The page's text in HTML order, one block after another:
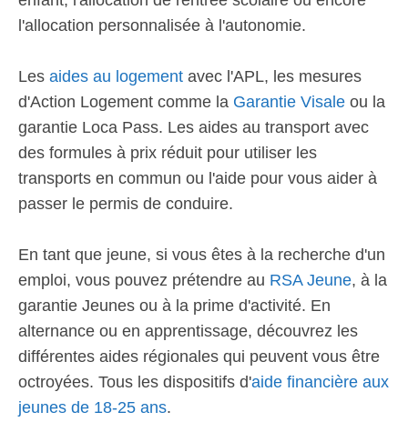
l'allocation personnalisée à l'autonomie.
Les aides au logement avec l'APL, les mesures
d'Action Logement comme la Garantie Visale ou la
garantie Loca Pass. Les aides au transport avec
des formules à prix réduit pour utiliser les
transports en commun ou l'aide pour vous aider à
passer le permis de conduire.
En tant que jeune, si vous êtes à la recherche d'un
emploi, vous pouvez prétendre au RSA Jeune, à la
garantie Jeunes ou à la prime d'activité. En
alternance ou en apprentissage, découvrez les
différentes aides régionales qui peuvent vous être
octroyées. Tous les dispositifs d'aide financière aux
jeunes de 18-25 ans.